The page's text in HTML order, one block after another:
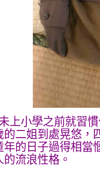
上小學之前就習
的二姐到處晃悠，
年的日子過得相當
流浪性格。